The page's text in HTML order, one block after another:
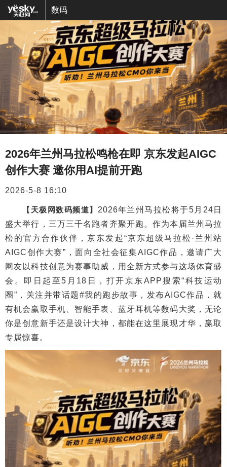
数码
2026年兰州马拉松鸣枪在即 京东发起AIGC
创作大赛 邀你用AI提前开跑
2026-5-8 16:10
【天极网数码频道】 2026年兰州马拉松将于5月24日
盛大举行，三万三千名跑者齐聚开跑。作为本届兰州马拉
松的官方合作伙伴，京东发起“京东超级马拉松·兰州站
AIGC创作大赛”，面向全社会征集AIGC作品，邀请广大
网友以科技创意为赛事助威，用全新方式参与这场体育盛
会。即日起至5月18日，打开京东APP搜索“科技运动
圈”，关注并带话题#我的跑步故事，发布AIGC作品，就
有机会赢取手机、智能手表、蓝牙耳机等数码大奖，无论
你是创意新手还是设计大神，都能在这里展现才华，赢取
专属惊喜。